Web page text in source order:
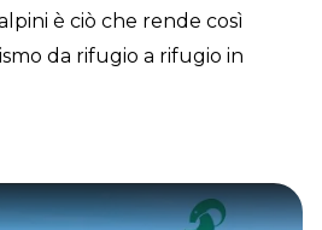
è ciò che rende così
da rifugio a rifugio in